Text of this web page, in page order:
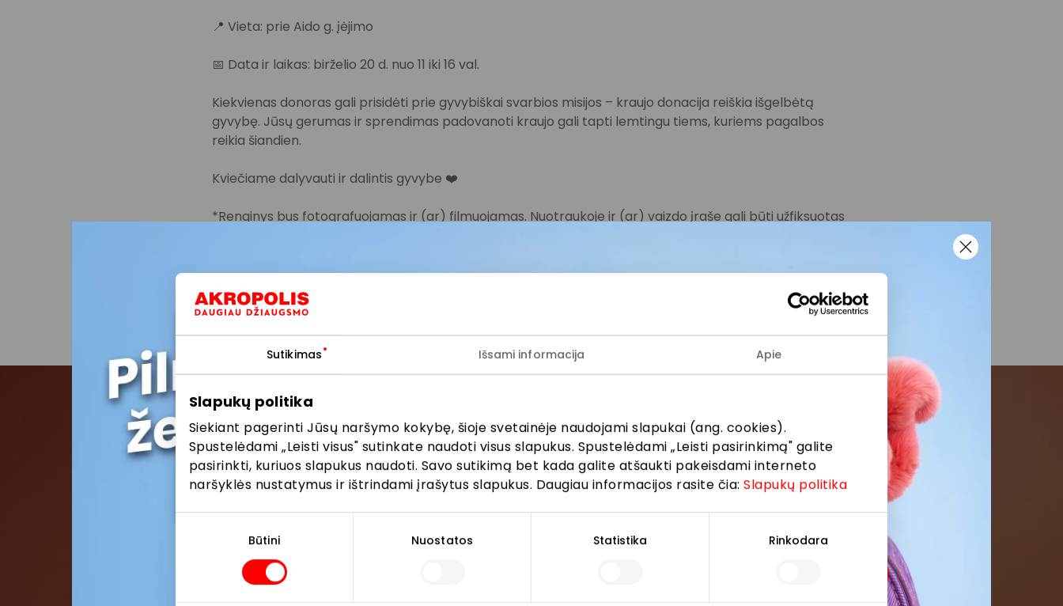
Sutikimas Išsami informacija Apie
Slapukų politika
Siekiant pagerinti Jūsų naršymo kokybę, šioje svetainėje naudojami slapukai (ang. cookies).
Spustelėdami „Leisti visus" sutinkate naudoti visus slapukus. Spustelėdami „Leisti pasirinkimą" galite
pasirinkti, kuriuos slapukus naudoti. Savo sutikimą bet kada galite atšaukti pakeisdami interneto
naršyklės nustatymus ir ištrindami įrašytus slapukus. Daugiau informacijos rasite čia:Slapukų politika
Būtini Nuostatos Statistika Rinkodara
📍 Vieta: prie Aido g. įėjimo
📅 Data ir laikas: birželio 20 d. nuo 11 iki 16 val.
Kiekvienas donoras gali prisidėti prie gyvybiškai svarbios misijos – kraujo donacija reiškia išgelbėtą
gyvybę. Jūsų gerumas ir sprendimas padovanoti kraujo gali tapti lemtingu tiems, kuriems pagalbos
reikia šiandien.
Kviečiame dalyvauti ir dalintis gyvybe ❤️
*Renginys bus fotografuojamas ir (ar) filmuojamas. Nuotraukoje ir (ar) vaizdo įraše gali būti užfiksuotas
Daugiau apie asmens duomenų tvarkymąwww.akropolis.lt
Prisijunkite prie mūsų bendruomenės
Pirmieji sužinokite apie geriausius pasiūlymus, renginius ir naujausią informaciją iš